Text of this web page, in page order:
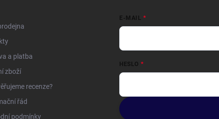
a platba
zboží
recenze?
řád
podmínky
E-MAIL
HESLO